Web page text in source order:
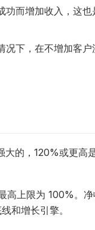
功而增加收入，这也
况下，在不增加客户
大的，120%或更高
高上限为 100%。净
和增长引擎。